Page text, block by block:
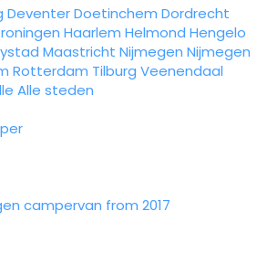
DeventerDoetinchem Dordrecht
Haarlem Helmond Hengelo
Maastricht Nijmegen Nijmegen
Rotterdam Tilburg Veenendaal
Alle steden
campervan from 2017